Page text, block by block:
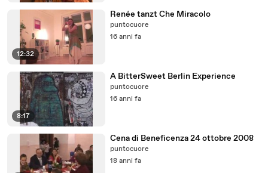
12:32
Renée tanzt Che Miracolo
puntocuore
16 anni fa
8:17
A BitterSweet Berlin Experience
puntocuore
16 anni fa
Cena di Beneficenza 24 ottobre 2008
puntocuore
18 anni fa